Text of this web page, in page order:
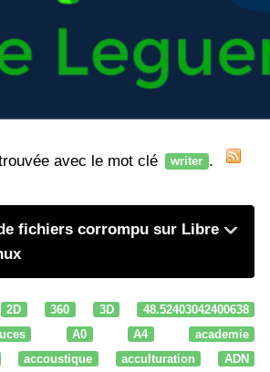
avec le mot clé writer .
fichiers corrompu sur Libre
2D 360 3D
48.52403042400638
A0 A4
academie
accoustique acculturation
ADN